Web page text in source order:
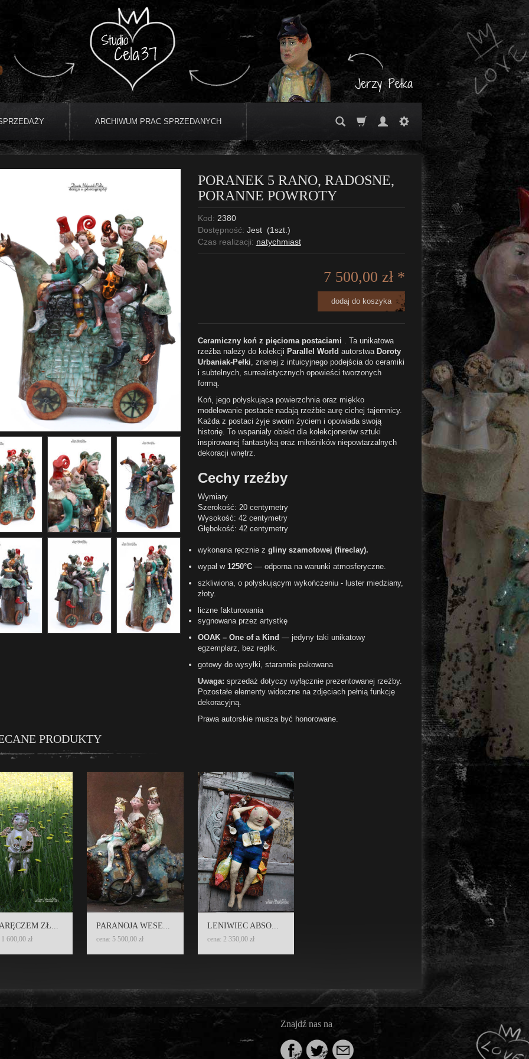
ARCHIWUM PRAC SPRZEDANYCH
PORANEK 5 RANO, RADOSNE,
PORANNE POWROTY
Kod: 2380
Dostępność: Jest (1szt.)
Czas realizacji: natychmiast
7 500,00 zł *
dodaj do koszyka
Ceramiczny koń z pięcioma postaciami . Ta unikatowa
rzeźba należy do kolekcji Parallel World autorstwa Doroty
Urbaniak‑Pełki, znanej z intuicyjnego podejścia do ceramiki
i subtelnych, surrealistycznych opowieści tworzonych
formą.
Koń, jego połyskująca powierzchnia oraz miękko
modelowanie postacie nadają rzeźbie aurę cichej tajemnicy.
Każda z postaci żyje swoim życiem i opowiada swoją
historię. To wspaniały obiekt dla kolekcjonerów sztuki
inspirowanej fantastyką oraz miłośników niepowtarzalnych
dekoracji wnętrz.
Cechy rzeźby
Wymiary
Szerokość: 20 centymetry
Wysokość: 42 centymetry
Głębokość: 42 centymetry
wykonana ręcznie z gliny szamotowej (fireclay).
wypał w 1250°C— odporna na warunki atmosferyczne.
szkliwiona, o połyskującym wykończeniu - luster miedziany,
złoty.
liczne fakturowania
sygnowana przez artystkę
OOAK – One of a Kind — jedyny taki unikatowy
egzemplarz, bez replik.
gotowy do wysyłki, starannie pakowana
Uwaga: sprzedaż dotyczy wyłącznie prezentowanej rzeźby.
Pozostałe elementy widoczne na zdjęciach pełnią funkcję
dekoracyjną.
Prawa autorskie musza być honorowane.
PRODUKTY
ZŁ...
1 600,00 zł
PARANOJA WESE...
cena: 5 500,00 zł
LENIWIEC ABSO...
cena: 2 350,00 zł
Znajdź nas na